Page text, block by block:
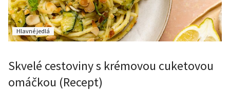
Hlavné jedlá
Skvelé cestoviny s krémovou cuketovou
omáčkou (Recept)